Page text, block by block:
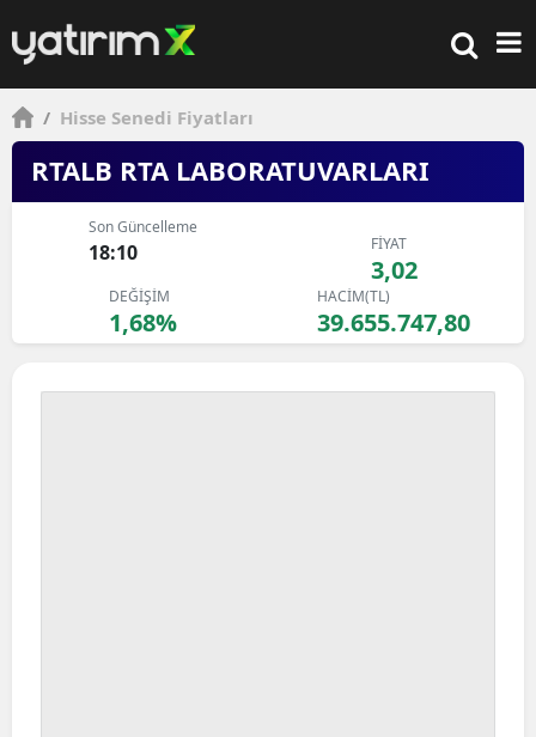
/ Hisse Senedi Fiyatları
RTALB RTA LABORATUVARLARI
Son Güncelleme
18:10 FİYAT
3,02
DEĞİŞİM
1,68%
HACİM(TL)
39.655.747,80